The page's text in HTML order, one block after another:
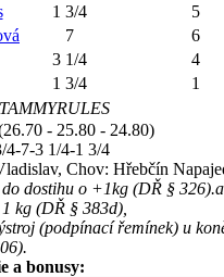
1 3/4
5
7
6
3 1/4
4
1 3/4
1
- 25.80 - 24.80)
7-3 1/4-1 3/4
Chov: Hřebčín
dostihu o +1kg (DŘ §
kg (DŘ § 383d),
(podpínací řemínek) u
a bonusy: